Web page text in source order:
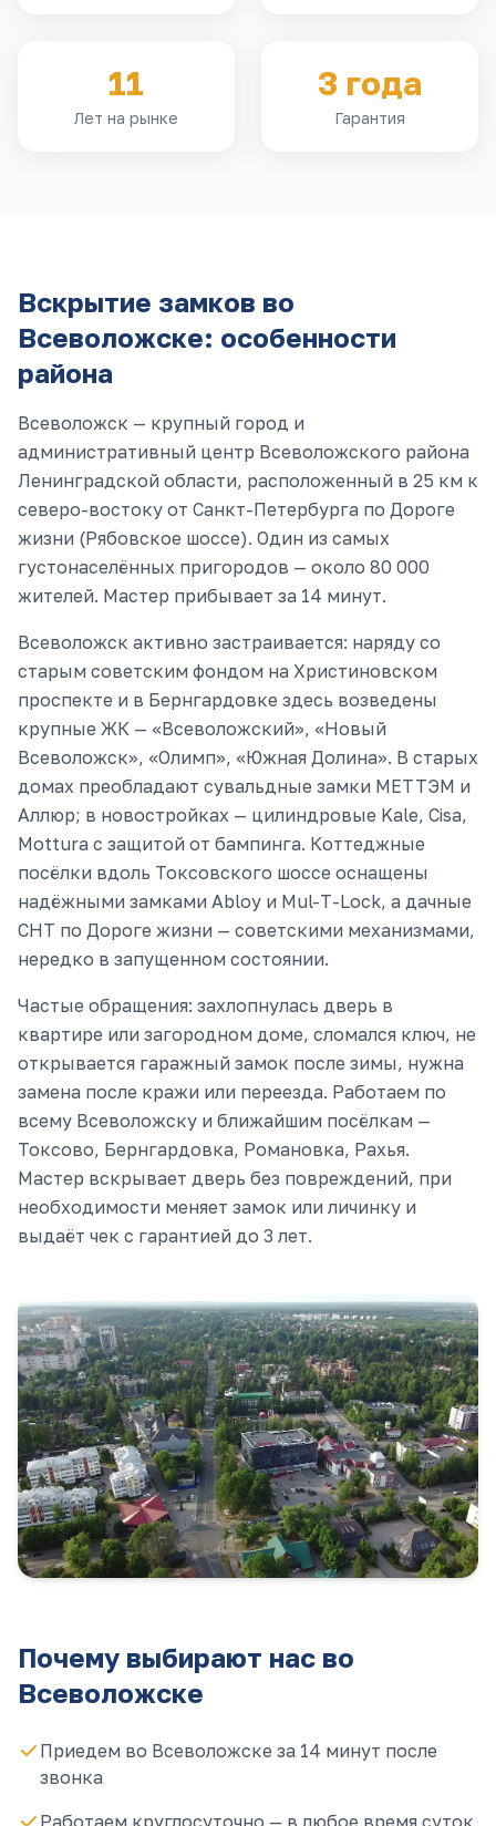
11
Лет на рынке
3 года
Гарантия
Вскрытие замков во
Всеволожске: особенности
района
Всеволожск — крупный город и
административный центр Всеволожского района
Ленинградской области, расположенный в 25 км к
северо-востоку от Санкт-Петербурга по Дороге
жизни (Рябовское шоссе). Один из самых
густонаселённых пригородов — около 80 000
жителей. Мастер прибывает за 14 минут.
Всеволожск активно застраивается: наряду со
старым советским фондом на Христиновском
проспекте и в Бернгардовке здесь возведены
крупные ЖК — «Всеволожский», «Новый
Всеволожск», «Олимп», «Южная Долина». В старых
домах преобладают сувальдные замки МЕТТЭМ и
Аллюр; в новостройках — цилиндровые Kale, Cisa,
Mottura с защитой от бампинга. Коттеджные
посёлки вдоль Токсовского шоссе оснащены
надёжными замками Abloy и Mul-T-Lock, а дачные
СНТ по Дороге жизни — советскими механизмами,
нередко в запущенном состоянии.
Частые обращения: захлопнулась дверь в
квартире или загородном доме, сломался ключ, не
открывается гаражный замок после зимы, нужна
замена после кражи или переезда. Работаем по
всему Всеволожску и ближайшим посёлкам —
Токсово, Бернгардовка, Романовка, Рахья.
Мастер вскрывает дверь без повреждений, при
необходимости меняет замок или личинку и
выдаёт чек с гарантией до 3 лет.
Почему выбирают нас во
Всеволожске
Приедем во Всеволожске за 14 минут после
звонка
Работаем круглосуточно — в любое время суток